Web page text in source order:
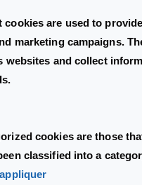
cookies are used to
marketing campaigns.
websites and collect
cookies are those
classified into a